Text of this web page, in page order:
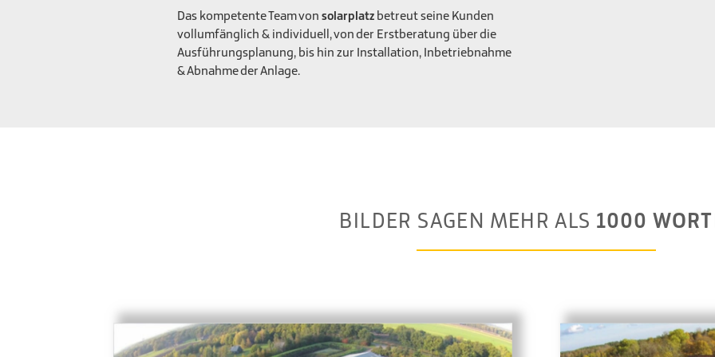
Das kompetente Team von solarplatz betreut seine Kunden
vollumfänglich & individuell, von der Erstberatung über die
Ausführungsplanung, bis hin zur Installation, Inbetriebnahme
& Abnahme der Anlage.
BILDER SAGEN MEHR ALS 1000